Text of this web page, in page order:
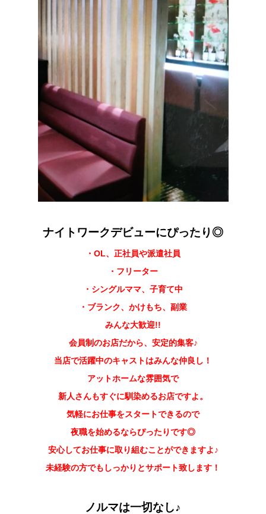
ナイトワークデビューにぴったり◎
・OL、正社員や派遣社員
・フリーター
・シングルママ、子育て中
・ブランク、かけもち、副業
みんな大歓迎!!
会員制のお店だから、安定的集客♪
当店で活躍中のキャストはみんな仲良し！
アットホームな雰囲気で
新人さんもすぐに馴染めるお店ですよ。
気軽にお仕事をスタートできるので
夜職を始めるならぴったりです◎
安心してお仕事に取り組むことができますよ♪
未経験の方でもしっかりとサポート致します！
ノルマは一切なし♪